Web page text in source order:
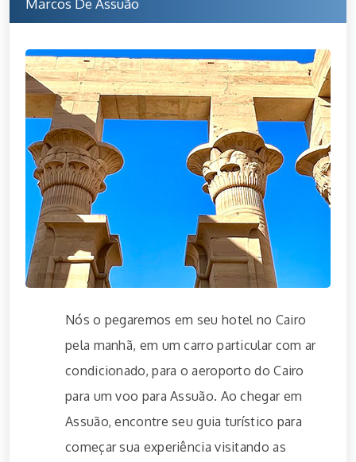
Marcos De Assuão
Nós o pegaremos em seu hotel no Cairo
pela manhã, em um carro particular com ar
condicionado, para o aeroporto do Cairo
para um voo para Assuão. Ao chegar em
Assuão, encontre seu guia turístico para
começar sua experiência visitando as